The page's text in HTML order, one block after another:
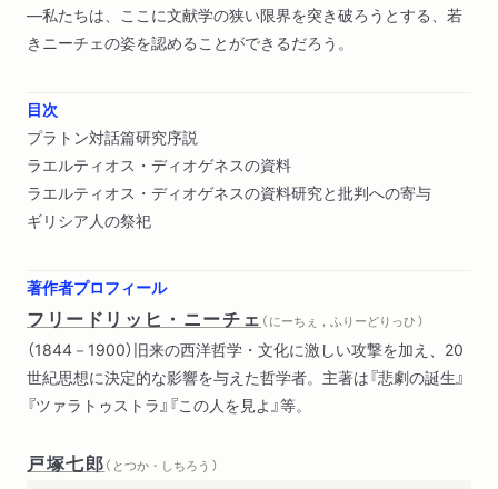
―私たちは、ここに文献学の狭い限界を突き破ろうとする、若
きニーチェの姿を認めることができるだろう。
目次
プラトン対話篇研究序説
ラエルティオス・ディオゲネスの資料
ラエルティオス・ディオゲネスの資料研究と批判への寄与
ギリシア人の祭祀
著作者プロフィール
フリードリッヒ・ニーチェ （ にーちぇ，ふりーどりっひ ）
（1844－1900）旧来の西洋哲学・文化に激しい攻撃を加え、20
世紀思想に決定的な影響を与えた哲学者。主著は『悲劇の誕生』
『ツァラトゥストラ』『この人を見よ』等。
戸塚七郎（ とつか・しちろう ）